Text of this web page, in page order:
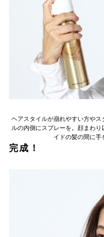
ヘアスタイルが崩れやすい方や
ルの内側にスプレーを。顔まわ
イドの髪の間に手
完成！